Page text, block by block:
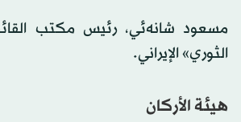
مسعود شانه‌ئي، رئيس مكتب
الثوري» الإيراني.
هيئة الأركان